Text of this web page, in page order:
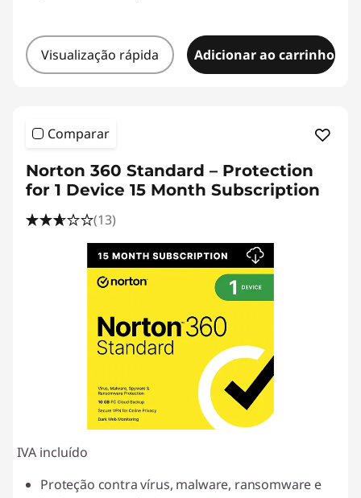
Visualização rápida Adicionar ao carrinho
Comparar
Norton 360 Standard – Protection
for 1 Device 15 Month Subscription
(13)
IVA incluído
Proteção contra vírus, malware, ransomware e